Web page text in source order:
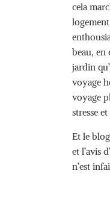
cela
beau, en
jardin
voyage
voyage
stresse
Et le
et l’avis
n’est